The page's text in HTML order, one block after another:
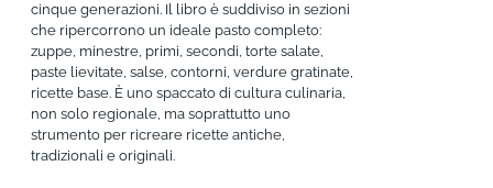
cinque generazioni. Il libro è suddiviso in sezioni
che ripercorrono un ideale pasto completo:
zuppe, minestre, primi, secondi, torte salate,
paste lievitate, salse, contorni, verdure gratinate,
ricette base. È uno spaccato di cultura culinaria,
non solo regionale, ma soprattutto uno
strumento per ricreare ricette antiche,
tradizionali e originali.